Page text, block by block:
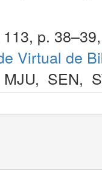
p.
Virtual de
MJU, SEN,